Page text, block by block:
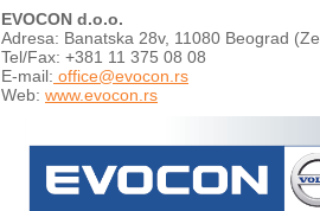
EVOCON d.o.o.
Adresa: Banatska 28v, 11080 Beograd
Tel/Fax: +381 11 375 08 08
E-mail: office@evocon.rs
Web: www.evocon.rs